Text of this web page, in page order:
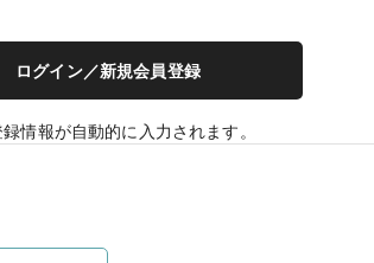
ログイン／新規会員登録
情報が自動的に入力されます。